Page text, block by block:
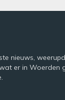
nieuws,
er in Woerden